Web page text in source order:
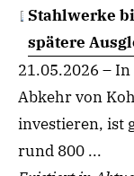
Stahlwerke
spätere
21.05.2026 –
Abkehr von
investieren, ist
rund 800 ...